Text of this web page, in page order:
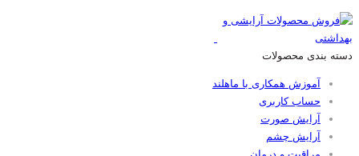
دسته بندی محصولات
آموزش همکاری با ماهلند
حساب کاربری
آرایش صورت
آرایش چشم